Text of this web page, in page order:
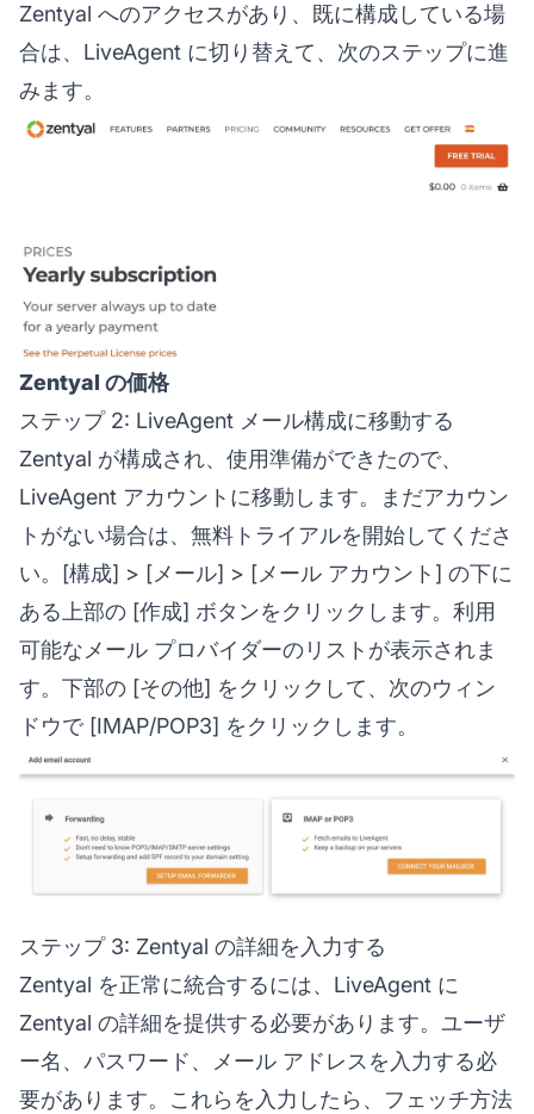
Zentyal へのアクセスがあり、既に構成している場
合は、LiveAgent に切り替えて、次のステップに進
みます。
Zentyal の価格
ステップ 2: LiveAgent メール構成に移動する
Zentyal が構成され、使用準備ができたので、
LiveAgent アカウントに移動します。まだアカウン
トがない場合は、無料トライアルを開始してくださ
い。[構成] > [メール] > [メール アカウント] の下に
ある上部の [作成] ボタンをクリックします。利用
可能なメール プロバイダーのリストが表示されま
す。下部の [その他] をクリックして、次のウィン
ドウで [IMAP/POP3] をクリックします。
ステップ 3: Zentyal の詳細を入力する
Zentyal を正常に統合するには、LiveAgent に
Zentyal の詳細を提供する必要があります。ユーザ
ー名、パスワード、メール アドレスを入力する必
要があります。これらを入力したら、フェッチ方法